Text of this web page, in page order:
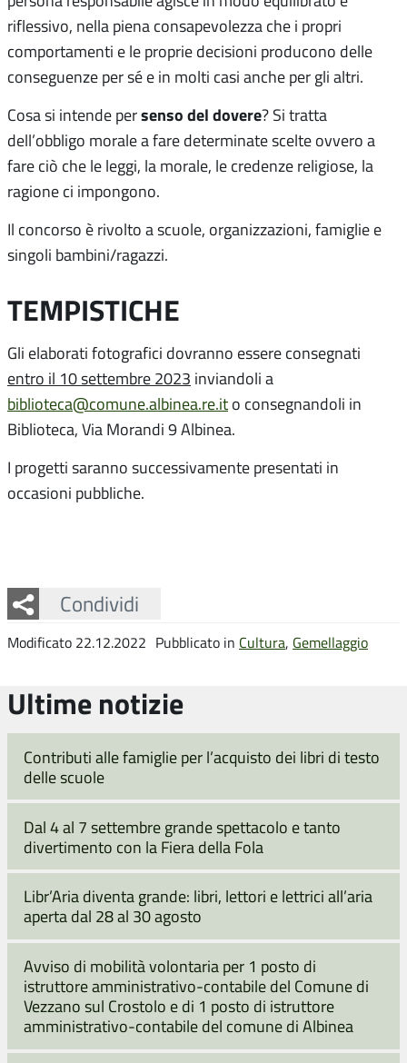
riflessivo, nella piena consapevolezza che i propri
comportamenti e le proprie decisioni producono delle
conseguenze per sé e in molti casi anche per gli altri.
Cosa si intende persenso del dovere? Si tratta
dell’obbligo morale a fare determinate scelte ovvero a
fare ciò che le leggi, la morale, le credenze religiose, la
ragione ci impongono.
Il concorso è rivolto a scuole, organizzazioni, famiglie e
singoli bambini/ragazzi.
TEMPISTICHE
Gli elaborati fotografici dovranno essere consegnati
entro il 10 settembre 2023 inviandoli a
biblioteca@comune.albinea.re.it o consegnandoli in
Biblioteca, Via Morandi 9 Albinea.
I progetti saranno successivamente presentati in
occasioni pubbliche.
Condividi
Facebook
Twitter
Whatsapp
Modificato 22.12.2022 Pubblicato in Cultura, Gemellaggio
Ultime notizie
Contributi alle famiglie per l’acquisto dei libri di testo
delle scuole
Dal 4 al 7 settembre grande spettacolo e tanto
divertimento con la Fiera della Fola
Libr’Aria diventa grande: libri, lettori e lettrici all’aria
aperta dal 28 al 30 agosto
Avviso di mobilità volontaria per 1 posto di
istruttore amministrativo-contabile del Comune di
Vezzano sul Crostolo e di 1 posto di istruttore
amministrativo-contabile del comune di Albinea